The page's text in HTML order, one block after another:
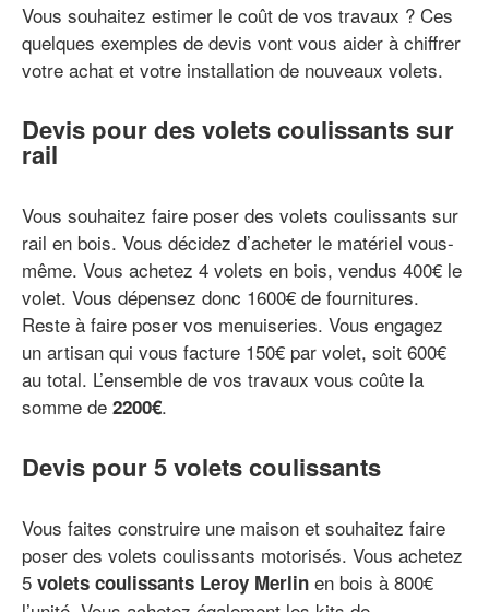
Vous souhaitez estimer le coût de vos travaux ? Ces
quelques exemples de devis vont vous aider à chiffrer
votre achat et votre installation de nouveaux volets.
Devis pour des volets coulissants sur
rail
Vous souhaitez faire poser des volets coulissants sur
rail en bois. Vous décidez d’acheter le matériel vous-
même. Vous achetez 4 volets en bois, vendus 400€ le
volet. Vous dépensez donc 1600€ de fournitures.
Reste à faire poser vos menuiseries. Vous engagez
un artisan qui vous facture 150€ par volet, soit 600€
au total. L’ensemble de vos travaux vous coûte la
somme de 2200€.
Devis pour 5 volets coulissants
Vous faites construire une maison et souhaitez faire
poser des volets coulissants motorisés. Vous achetez
5 volets coulissants Leroy Merlin en bois à 800€